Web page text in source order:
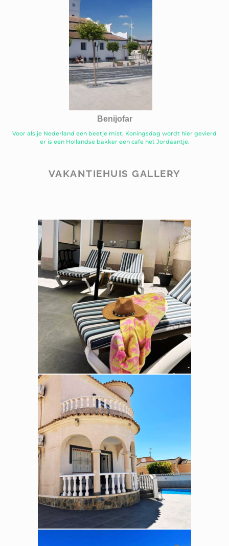
Benijofar
Voor als je Nederland een beetje mist. Koningsdag wordt hier gevierd
er is een Hollandse bakker een cafe het Jordaantje.
VAKANTIEHUIS GALLERY